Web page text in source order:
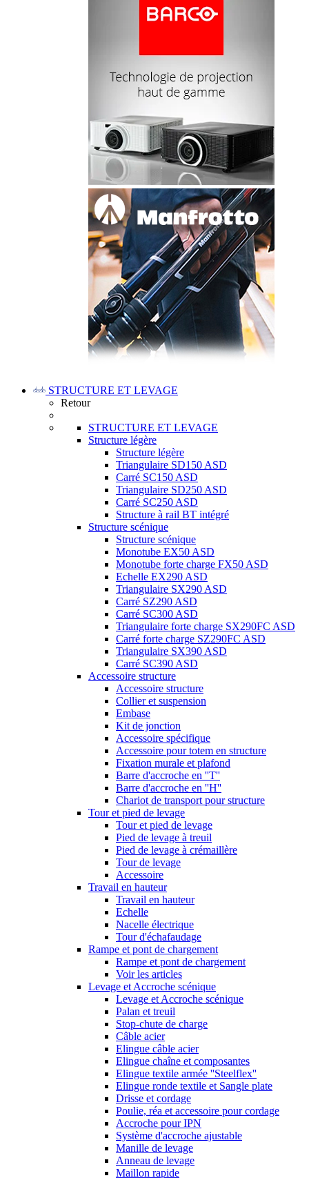
STRUCTURE ET LEVAGE
Retour
STRUCTURE ET LEVAGE
Structure légère
Structure légère
Triangulaire SD150 ASD
Carré SC150 ASD
Triangulaire SD250 ASD
Carré SC250 ASD
Structure à rail BT intégré
Structure scénique
Structure scénique
Monotube EX50 ASD
Monotube forte charge FX50 ASD
Echelle EX290 ASD
Triangulaire SX290 ASD
Carré SZ290 ASD
Carré SC300 ASD
Triangulaire forte charge SX290FC ASD
Carré forte charge SZ290FC ASD
Triangulaire SX390 ASD
Carré SC390 ASD
Accessoire structure
Accessoire structure
Collier et suspension
Embase
Kit de jonction
Accessoire spécifique
Accessoire pour totem en structure
Fixation murale et plafond
Barre d'accroche en ''T''
Barre d'accroche en ''H''
Chariot de transport pour structure
Tour et pied de levage
Tour et pied de levage
Pied de levage à treuil
Pied de levage à crémaillère
Tour de levage
Accessoire
Travail en hauteur
Travail en hauteur
Echelle
Nacelle électrique
Tour d'échafaudage
Rampe et pont de chargement
Rampe et pont de chargement
Voir les articles
Levage et Accroche scénique
Levage et Accroche scénique
Palan et treuil
Stop-chute de charge
Câble acier
Elingue câble acier
Elingue chaîne et composantes
Elingue textile armée ''Steelflex''
Elingue ronde textile et Sangle plate
Drisse et cordage
Poulie, réa et accessoire pour cordage
Accroche pour IPN
Système d'accroche ajustable
Manille de levage
Anneau de levage
Maillon rapide